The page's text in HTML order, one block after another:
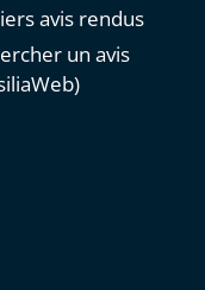
avis rendus
un avis